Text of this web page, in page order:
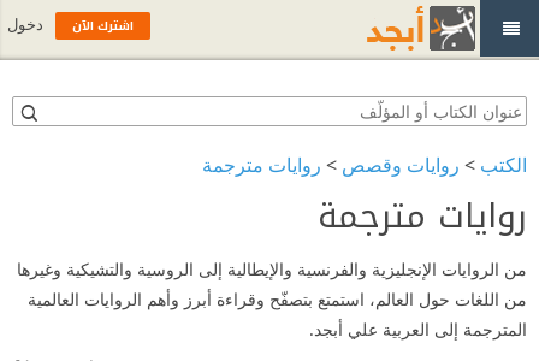
الكتب > روايات وقصص > روايات مترجمة
روايات مترجمة
من الروايات الإنجليزية والفرنسية والإيطالية إلى الروسية والتشيكية وغيرها
من اللغات حول العالم، استمتع بتصفّح وقراءة أبرز وأهم الروايات العالمية
المترجمة إلى العربية علي أبجد.
اشترك الآن دخول